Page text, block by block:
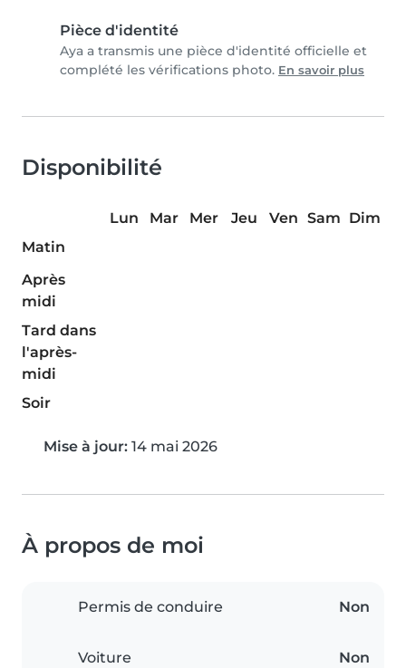
Pièce d'identité
Aya a transmis une pièce d'identité officielle et
complété les vérifications photo. En savoir plus
Disponibilité
Lun Mar Mer Jeu Ven Sam Dim
Matin
Après
midi
Tard dans
l'après-
midi
Soir
Mise à jour: 14 mai 2026
À propos de moi
Permis de conduire Non
Voiture Non